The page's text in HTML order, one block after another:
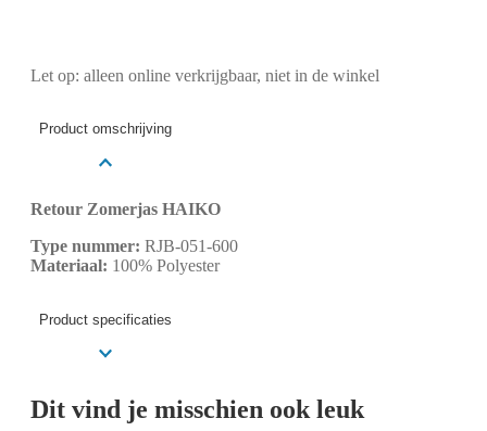
Let op: alleen online verkrijgbaar, niet in de winkel
Product omschrijving
Retour Zomerjas HAIKO
Type nummer: RJB-051-600
Materiaal: 100% Polyester
Product specificaties
Dit vind je misschien ook leuk